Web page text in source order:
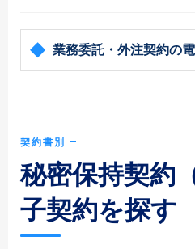
業務委託・外注契約の
契約書別 ―
秘密保持契約
子契約を探す